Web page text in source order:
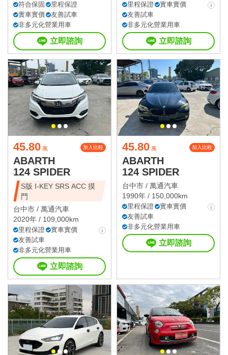
符合保固
里程保證
實車實價
友善試車
非多元化營業用車
立即諮詢
里程保證
實車實價
友善試車
非多元化營業用車
立即諮詢
45.80 萬 加入比較
ABARTH
124 SPIDER
S版 I-KEY SRS ACC 摸
門
台中市 / 萬通汽車
2020年 / 109,000km
里程保證
實車實價
友善試車
非多元化營業用車
立即諮詢
45.80 萬 加入比較
ABARTH
124 SPIDER
台中市 / 萬通汽車
1990年 / 150,000km
里程保證
實車實價
友善試車
非多元化營業用車
立即諮詢